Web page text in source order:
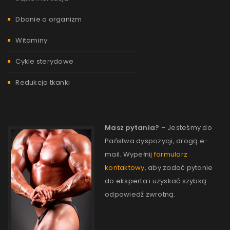
STERYDY ANABOLICZNE – NAJCZĘŚCIEJ ZADAWANE
Sterydy anaboliczne cieszą się całkiem dużą popularnością,
ale przy okazji budzą też wiele pytań i wątpliwości. Dlatego
postanowiliśmy
Czytaj więcej
Dbanie o organizm
Witaminy
Cykle sterydowe
Redukcja tkanki
Masz pytania? – Jesteśmy do
Państwa dyspozycji, drogą e-
mail. Wypełnijformularz
kontaktowy, aby zadać pytanie
do eksperta i uzyskać szybką
odpowiedź zwrotną.